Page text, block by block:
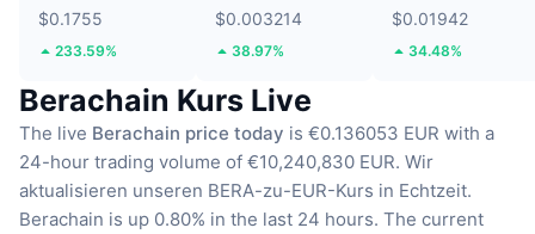
$0.1755
233.59%
$0.003214
38.97%
$0.01942
34.48%
Berachain Kurs Live
The live Berachain price today is €0.136053 EUR with a
24-hour trading volume of €10,240,830 EUR. Wir
aktualisieren unseren BERA-zu-EUR-Kurs in Echtzeit.
Berachain is up 0.80% in the last 24 hours. The current